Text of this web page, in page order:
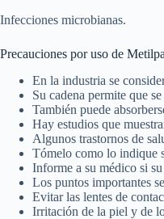
Infecciones microbianas.
Precauciones por uso de
En la industria se
Su cadena permite que
También puede
Hay estudios que
Algunos trastornos de
Tómelo como lo indique
Informe a su médico si
Los puntos importantes
Evitar las lentes de
Irritación de la piel y de